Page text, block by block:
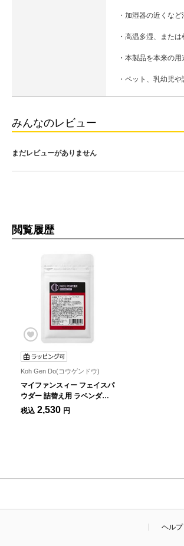
・加湿器の近くな
・高温多湿、また
・本製品を本来の
・ペット、乳幼児
みんなのレビュー
まだレビューがありません
閲覧履歴
Koh Gen Do(コウゲンドウ)
マイファンスィー フェイスパ
ウダー 詰替え用 ラベンダー
ピンク
税込 2,530 円
ヘル